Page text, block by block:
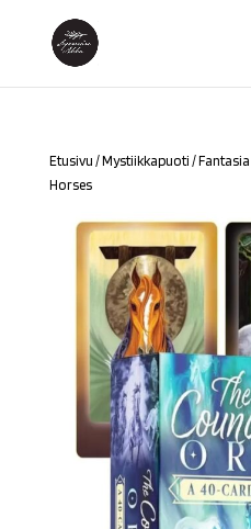
Etusivu /Mystiikkapuoti /Fantasia
Horses